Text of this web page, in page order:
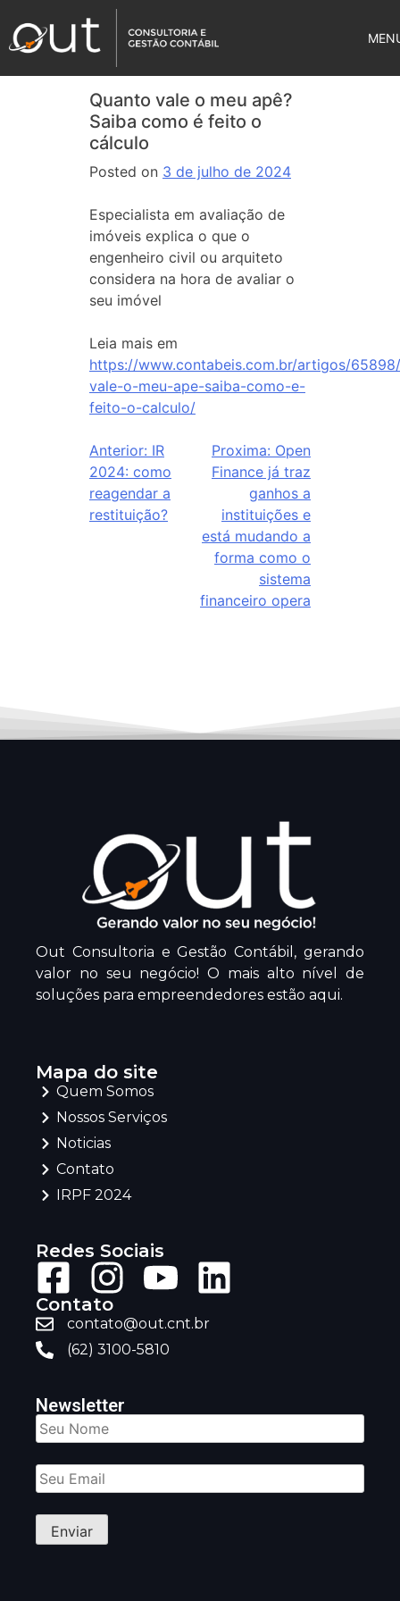
Quanto vale o meu apê?
Saiba como é feito o
cálculo
Posted on 3 de julho de 2024
Especialista em avaliação de
imóveis explica o que o
engenheiro civil ou arquiteto
considera na hora de avaliar o
seu imóvel
Leia mais em
https://www.contabeis.com.br/artigos/
vale-o-meu-ape-saiba-como-e-
feito-o-calculo/
Anterior: IR
2024: como
reagendar a
restituição?
Proxima: Open
Finance já traz
ganhos a
instituições e
está mudando a
forma como o
sistema
financeiro opera
Out Consultoria e Gestão Contábil, gerando
valor no seu negócio! O mais alto nível de
soluções para empreendedores estão aqui.
Mapa do site
Quem Somos
Nossos Serviços
Noticias
Contato
IRPF 2024
Redes Sociais
Contato
contato@out.cnt.br
(62) 3100-5810
Newsletter